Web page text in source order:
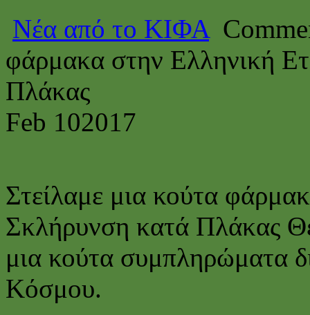
Νέα από το ΚΙΦΑ
φάρμακα στην Ελληνική
Πλάκας
Feb 102017
Στείλαμε μια κούτα
Σκλήρυνση κατά Πλάκας
μια κούτα συμπληρώματα
Κόσμου.